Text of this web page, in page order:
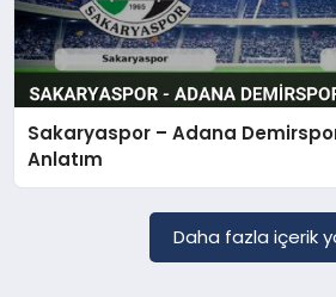
DÜNYA
YAŞAM
Sakaryaspor – Adana Demirspor
Anlatım
Daha fazla içerik